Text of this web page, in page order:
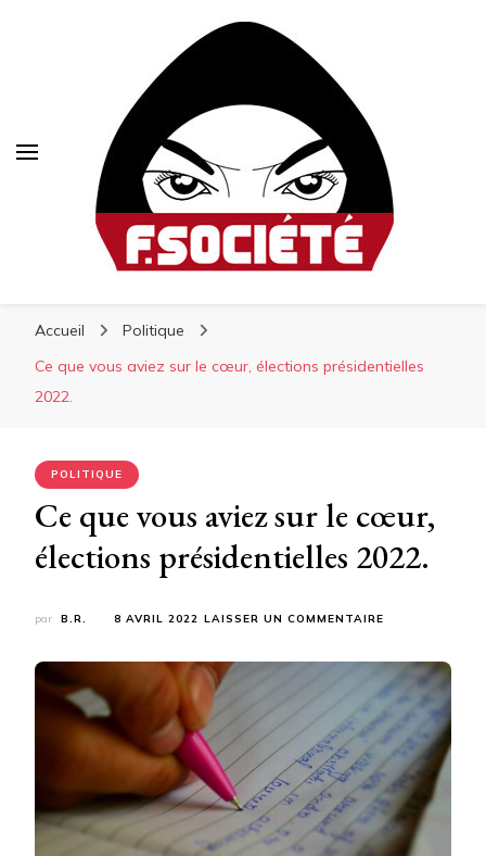
Fsociété
Accueil
Politique
Ce que vous aviez sur le cœur, élections présidentielles
2022.
POLITIQUE
Ce que vous aviez sur le cœur,
élections présidentielles 2022.
par B.R. 8 AVRIL 2022 LAISSER UN COMMENTAIRE
AVIEZ
SUR
LE
CŒUR,
ÉLECTIONS
2022.